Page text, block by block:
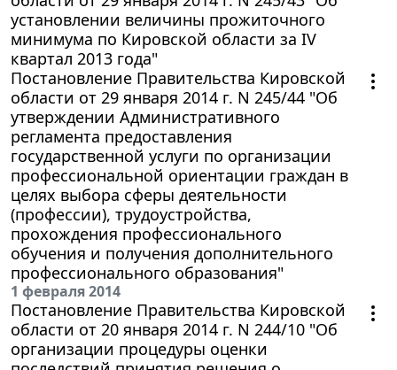
установлении величины прожиточного
минимума по Кировской области за IV
квартал 2013 года"
Постановление Правительства Кировской
области от 29 января 2014 г. N 245/44 "Об
утверждении Административного
регламента предоставления
государственной услуги по организации
профессиональной ориентации граждан в
целях выбора сферы деятельности
(профессии), трудоустройства,
прохождения профессионального
обучения и получения дополнительного
профессионального образования"
1 февраля 2014
Постановление Правительства Кировской
области от 20 января 2014 г. N 244/10 "Об
организации процедуры оценки